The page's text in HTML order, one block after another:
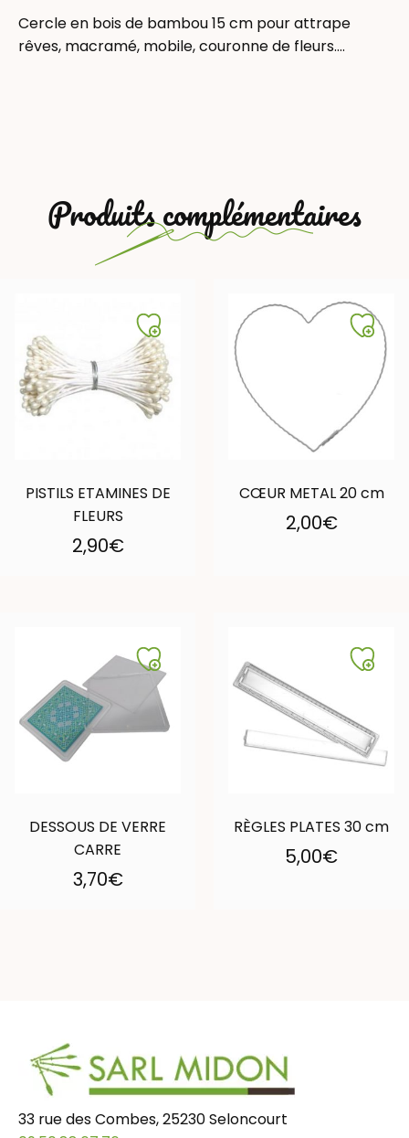
Cercle en bois de bambou 15 cm pour attrape
rêves, macramé, mobile, couronne de fleurs….
Produits complémentaires
PISTILS ETAMINES DE
FLEURS
2,90€
CŒUR METAL 20 cm
2,00€
DESSOUS DE VERRE
CARRE
3,70€
RÈGLES PLATES 30 cm
5,00€
33 rue des Combes, 25230 Seloncourt